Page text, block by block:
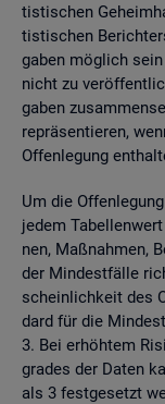
tis­ti­schen
tis­ti­schen
ga­ben mög­lich
nicht zu
ga­ben
re­prä­sen­tie­ren,
Of­fen­le­gung
Um die
jedem
nen, Maß­nah­men,
der Min­dest­fäl­le
schein­lich­keit des
dard für die
3. Bei er­höh­tem
gra­des der Daten
als 3 fest­ge­setzt